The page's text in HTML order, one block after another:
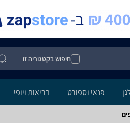
חיפוש בקטגוריה זו
פנאי וספורט בריאות ויופי